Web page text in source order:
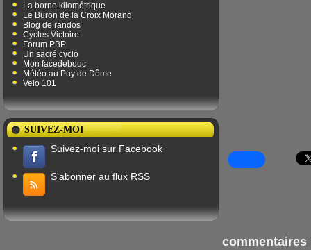
La borne kilométrique
Le Buron de la Croix Morand
Blog de randos
Cycles Victoire
Forum PBP
Un sacré cyclo
Mon facedebouc
Météo au Puy de Dôme
Velo 101
SUIVEZ-MOI
Suivez-moi sur Facebook
S'abonner au flux RSS
commentaires